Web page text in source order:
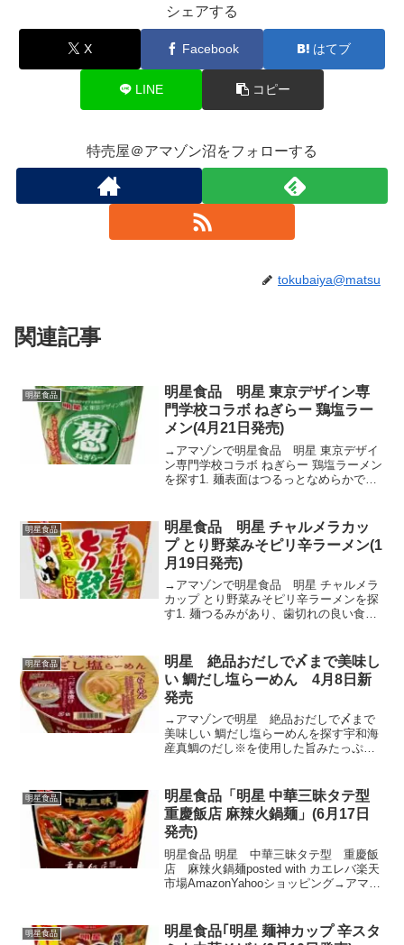
シェアする
X Facebook はてブ
LINE コピー
特売屋＠アマゾン沼をフォローする
tokubaiya@matsu
関連記事
明星食品
明星食品 明星 東京デザイン専
門学校コラボ ねぎらー 鶏塩ラー
メン(4月21日発売)
→アマゾンで明星食品 明星 東京デザイ
ン専門学校コラボ ねぎらー 鶏塩ラーメン
を探す1. 麺表面はつるっとなめらかで中
生かす、鶏の旨みをベースにしたシンプ
ルな鶏塩清...
明星食品
明星食品 明星 チャルメラカッ
プ とり野菜みそピリ辛ラーメン​(1
月19日発売)
→アマゾンで明星食品 明星 チャルメラ
カップ とり野菜みそピリ辛ラーメンを探
す1. 麺つるみがあり、歯切れの良い食感
等を合わせたスープ。3. 別添「ピリ辛と
り野菜み...
明星食品
明星 絶品おだしで〆まで美味し
い 鯛だし塩らーめん 4月8日新
発売
→アマゾンで明星 絶品おだしで〆まで
美味しい 鯛だし塩らーめんを探す宇和海
産真鯛のだし※を使用した旨みたっぷり
〆ることで最後の一滴まで堪能できる鯛
だし塩らーめん。(※製...
明星食品
明星食品「明星 中華三昧タテ型
重慶飯店 麻辣火鍋麺」(6月17日
発売)
明星食品 明星 中華三昧タテ型 重慶飯
店 麻辣火鍋麺posted with カエレバ楽天
市場AmazonYahooショッピング→アマゾ
の間でブームになりつつあり、...
明星食品
明星食品｢明星 麺神カップ 辛スタ